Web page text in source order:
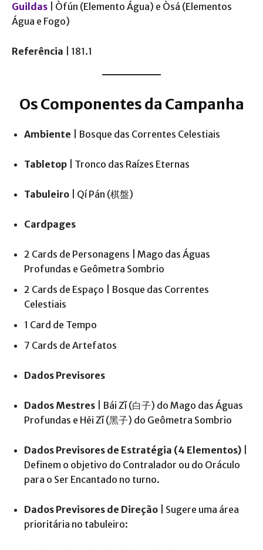
Guildas | Òfún (Elemento Água) e Òsá (Elementos
Água e Fogo)
Referência | 181.1
Os Componentes da Campanha
Ambiente | Bosque das Correntes Celestiais
Tabletop | Tronco das Raízes Eternas
Tabuleiro | Qí Pán (棋盤)
Cardpages
2 Cards de Personagens | Mago das Águas
Profundas e Geômetra Sombrio
2 Cards de Espaço | Bosque das Correntes
Celestiais
1 Card de Tempo
7 Cards de Artefatos
Dados Previsores
Dados Mestres
| Bái Zǐ (白子) do Mago das Águas
Profundas e Hēi Zǐ (黑子) do Geômetra Sombrio
Dados Previsores de Estratégia (4 Elementos)
Definem o objetivo do Contralador ou do Oráculo
para o Ser Encantado no turno.
Dados Previsores de Direção | Sugere uma área
prioritária no tabuleiro: